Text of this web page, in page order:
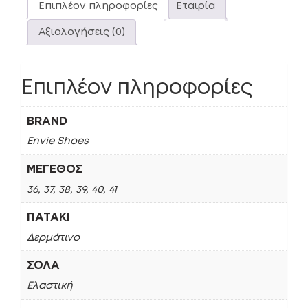
Επιπλέον πληροφορίες Εταιρία
Αξιολογήσεις (0)
Επιπλέον πληροφορίες
BRAND
Envie Shoes
ΜΈΓΕΘΟΣ
36, 37, 38, 39, 40, 41
ΠΑΤΆΚΙ
Δερμάτινο
ΣΌΛΑ
Ελαστική